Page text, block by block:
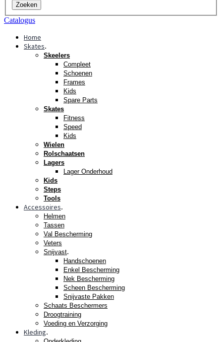
Zoeken
Catalogus
Home
Skates.
Skeelers
Compleet
Schoenen
Frames
Kids
Spare Parts
Skates
Fitness
Speed
Kids
Wielen
Rolschaatsen
Lagers
Lager Onderhoud
Kids
Steps
Tools
Accessoires.
Helmen
Tassen
Val Bescherming
Veters
Snijvast.
Handschoenen
Enkel Bescherming
Nek Bescherming
Scheen Bescherming
Snijvaste Pakken
Schaats Beschermers
Droogtraining
Voeding en Verzorging
Kleding.